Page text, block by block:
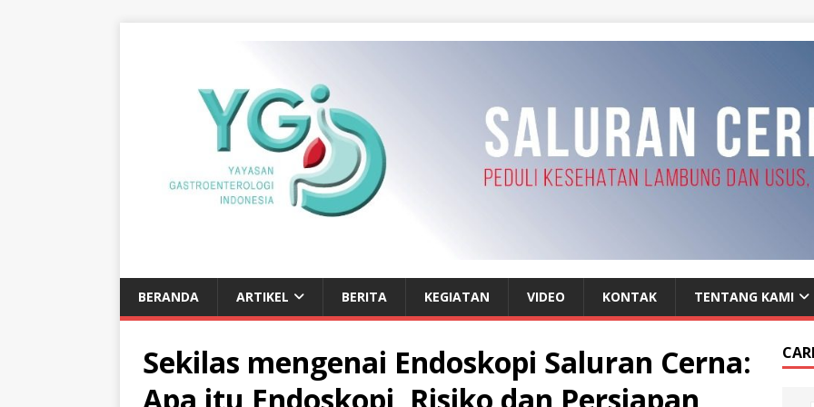
BERANDA ARTIKEL BERITA KEGIATAN VIDEO KONTAK TENTANG KAMI
Sekilas mengenai Endoskopi Saluran Cerna:
Apa itu Endoskopi, Risiko dan Persiapan